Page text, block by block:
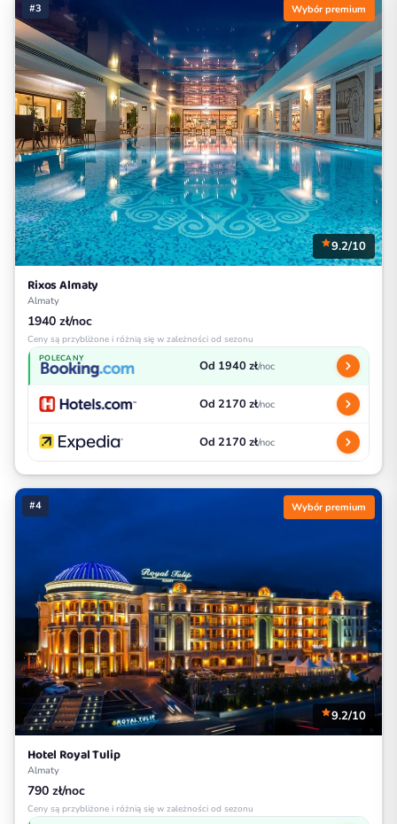
#3 Wybór premium
9.2/10
Rixos Almaty
Almaty
1940 zł/noc
Ceny są przybliżone i różnią się w zależności od sezonu
POLECANY Od 1940 zł/noc
Od 2170 zł/noc
Od 2170 zł/noc
#4 Wybór premium
9.2/10
Hotel Royal Tulip
Almaty
790 zł/noc
Ceny są przybliżone i różnią się w zależności od sezonu